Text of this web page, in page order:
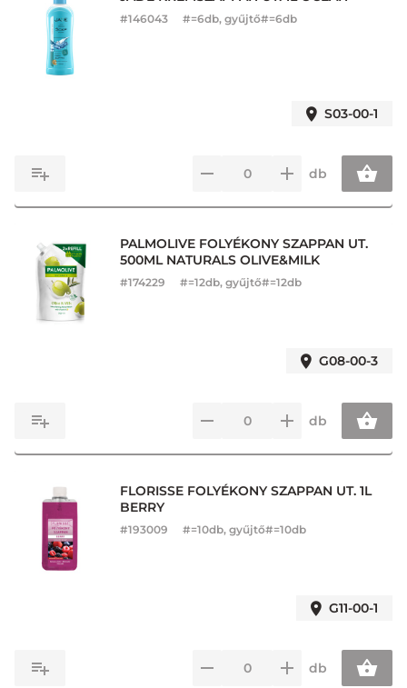
#146043 #=6db, gyűjtő#=6db
S03-00-1
db
PALMOLIVE FOLYÉKONY SZAPPAN UT.
500ML NATURALS OLIVE&MILK
#174229 #=12db, gyűjtő#=12db
G08-00-3
db
FLORISSE FOLYÉKONY SZAPPAN UT. 1L
BERRY
#193009 #=10db, gyűjtő#=10db
G11-00-1
db